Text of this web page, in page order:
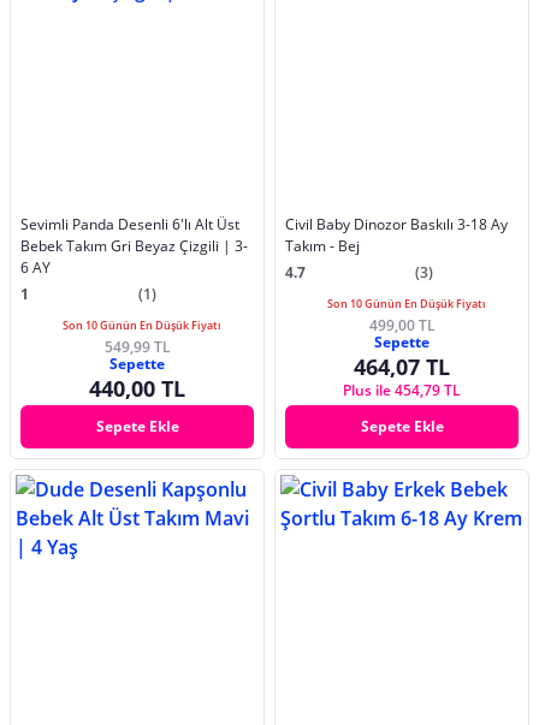
Sevimli Panda Desenli 6'lı Alt Üst
Bebek Takım Gri Beyaz Çizgili | 3-
6 AY
1
(1)
Son 10 Günün En Düşük Fiyatı
549,99 TL
Sepette
440,00 TL
Sepete Ekle
Civil Baby Dinozor Baskılı 3-18 Ay
Takım - Bej
4.7
(3)
Son 10 Günün En Düşük Fiyatı
499,00 TL
Sepette
464,07 TL
Plus ile 454,79 TL
Sepete Ekle